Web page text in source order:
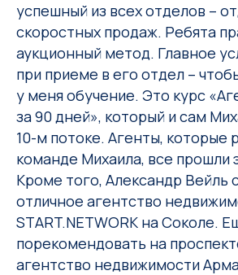
успешный из всех отделов –
скоростных продаж. Ребята
аукционный метод. Главное
при приеме в его отдел –
у меня обучение. Это курс
за 90 дней», который и сам
10-м потоке. Агенты, которые
команде Михаила, все прошли
Кроме того, Александр Вейль
отличное агентство
START.NETWORK на Соколе.
порекомендовать на
агентство недвижимости